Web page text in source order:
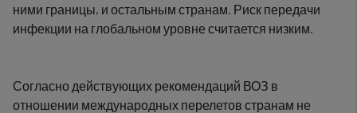
ними границы, и остальным странам. Риск передачи
инфекции на глобальном уровне считается низким.
Согласно действующих рекомендаций ВОЗ в
отношении международных перелетов странам не